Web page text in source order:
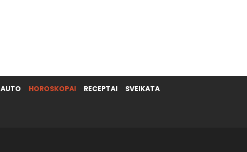
AUTO HOROSKOPAI RECEPTAI SVEIKATA